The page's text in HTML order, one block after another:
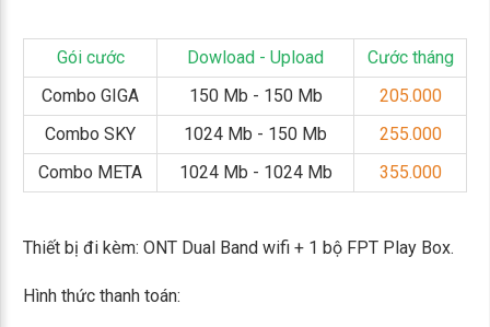
Gói cước Dowload - Upload
Cước tháng
Combo GIGA
150 Mb - 150 Mb
205.000
Combo SKY
1024 Mb - 150 Mb
255.000
Combo META
1024 Mb - 1024 Mb 355.000
Thiết bị đi kèm: ONT Dual Band wifi + 1 bộ FPT Play Box.
Hình thức thanh toán: